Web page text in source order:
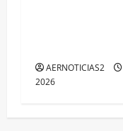
AERNOTICIAS2
2026